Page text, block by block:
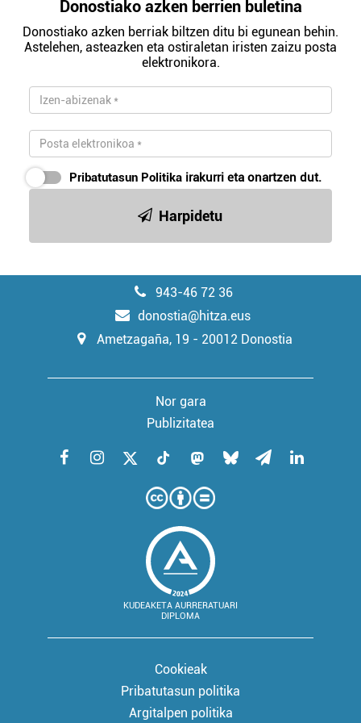
Donostiako azken berrien buletina
Donostiako azken berriak biltzen ditu bi egunean behin.
Astelehen, asteazken eta ostiraletan iristen zaizu posta
elektronikora.
Pribatutasun Politika irakurri eta onartzen dut.
Harpidetu
943-46 72 36
donostia@hitza.eus
Ametzagaña, 19 - 20012 Donostia
Nor gara
Publizitatea
KUDEAKETA AURRERATUARI
DIPLOMA
Cookieak
Pribatutasun politika
Argitalpen politika